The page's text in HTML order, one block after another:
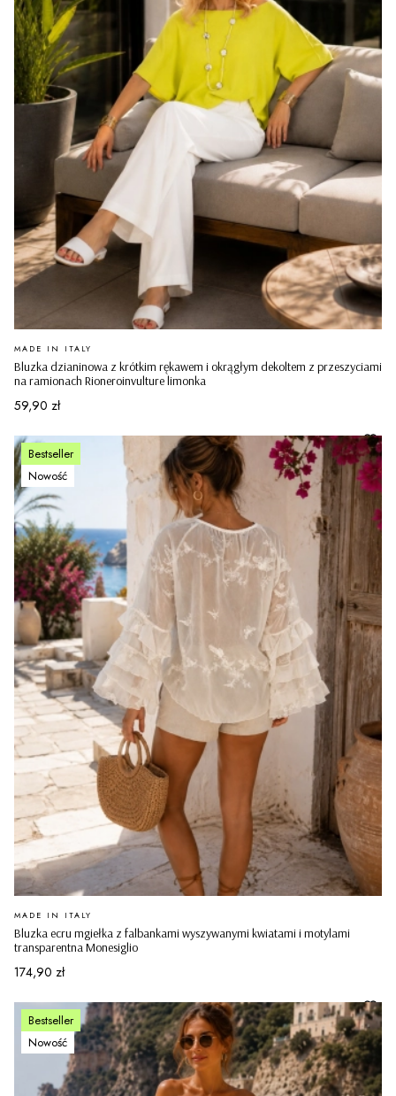
Bluzka dzianinowa z krótkim rękawem i okrągłym dekoltem z przeszyciami
na ramionach Rioneroinvulture limonka
PRODUCENT
MADE IN ITALY
Cena
59,90 zł
Bestseller
Nowość
Bluzka ecru mgiełka z falbankami wyszywanymi kwiatami i motylami
transparentna Monesiglio
PRODUCENT
MADE IN ITALY
Cena
174,90 zł
Bestseller
Nowość